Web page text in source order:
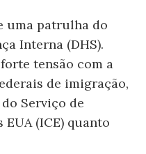
uma patrulha do
Interna (DHS).
tensão com a
de imigração,
Serviço de
(ICE) quanto